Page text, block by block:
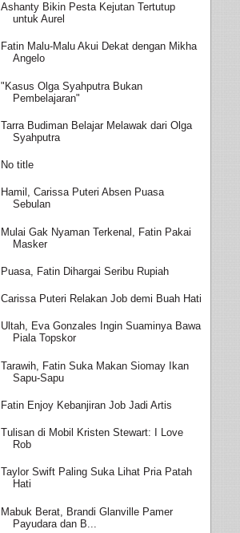
Ashanty Bikin Pesta Kejutan Tertutup
untuk Aurel
Fatin Malu-Malu Akui Dekat dengan Mikha
Angelo
"Kasus Olga Syahputra Bukan
Pembelajaran"
Tarra Budiman Belajar Melawak dari Olga
Syahputra
No title
Hamil, Carissa Puteri Absen Puasa
Sebulan
Mulai Gak Nyaman Terkenal, Fatin Pakai
Masker
Puasa, Fatin Dihargai Seribu Rupiah
Carissa Puteri Relakan Job demi Buah Hati
Ultah, Eva Gonzales Ingin Suaminya Bawa
Piala Topskor
Tarawih, Fatin Suka Makan Siomay Ikan
Sapu-Sapu
Fatin Enjoy Kebanjiran Job Jadi Artis
Tulisan di Mobil Kristen Stewart: I Love
Rob
Taylor Swift Paling Suka Lihat Pria Patah
Hati
Mabuk Berat, Brandi Glanville Pamer
Payudara dan B...